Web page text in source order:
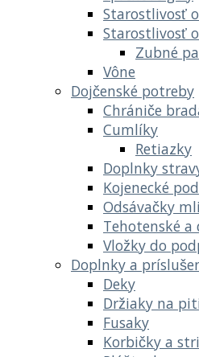
Starostlivosť
Starostlivosť
Zubné
Vône
Dojčenské potreby
Chrániče
Cumlíky
Retiazky
Doplnky
Kojenecké
Odsávačky
Tehotenské a
Vložky do
Doplnky a
Deky
Držiaky na
Fusaky
Korbičky a